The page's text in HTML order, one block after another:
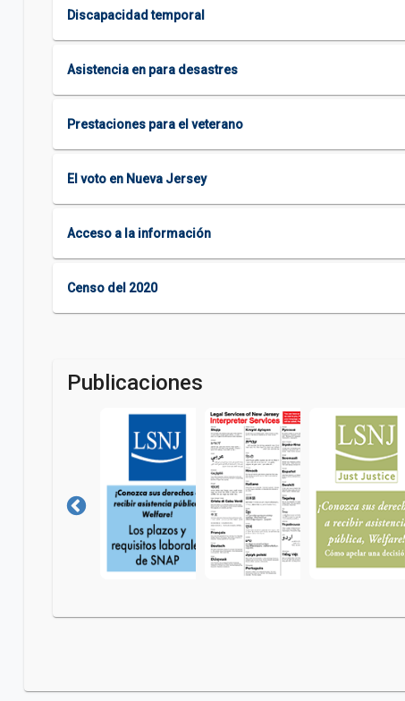
Discapacidad temporal
Asistencia en para desastres
Prestaciones para el veterano
El voto en Nueva Jersey
Acceso a la información
Censo del 2020
Publicaciones